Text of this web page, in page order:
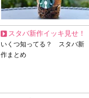
スタバ新作イッキ見せ！
いくつ知ってる？ スタバ新
作まとめ